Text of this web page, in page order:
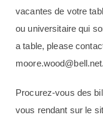
vacantes de votre
ou universitaire qui
a table, please
moore.wood@bell.net.
Procurez-vous des
vous rendant sur le